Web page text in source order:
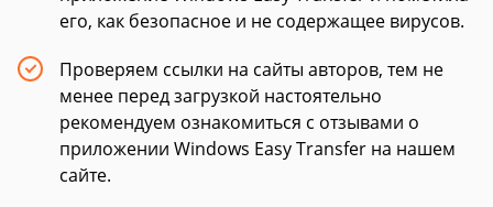
его, как безопасное и не содержащее вирусов.
Проверяем ссылки на сайты авторов, тем не
менее перед загрузкой настоятельно
рекомендуем ознакомиться с отзывами о
приложении Windows Easy Transfer на нашем
сайте.